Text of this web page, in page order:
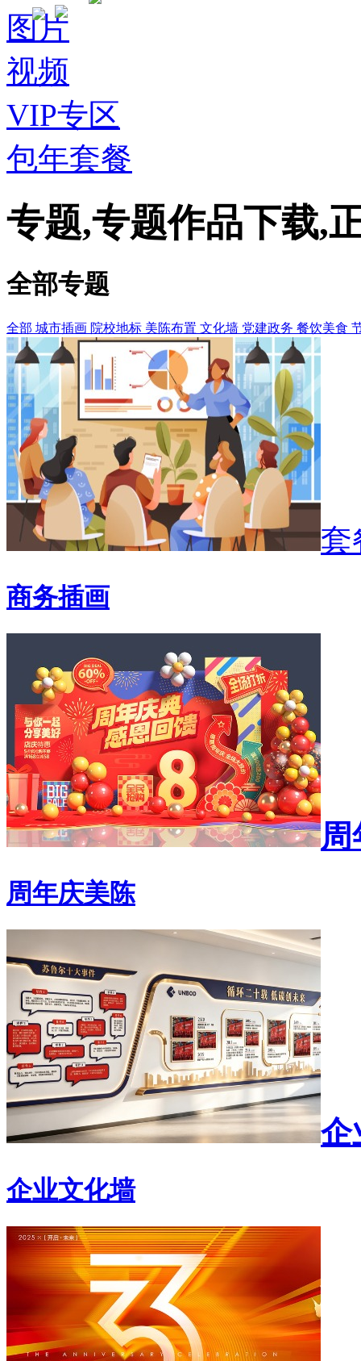
图片
视频
VIP专区
包年套餐
专题,专题作品下载,
全部专题
全部 城市插画 院校地标 美陈布置 文化墙 党建政务 餐饮美食
套
商务插画
周
周年庆美陈
企
企业文化墙